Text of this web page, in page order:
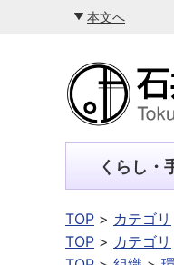
本文へ
くらし・
TOP カテゴリ
TOP
カテゴリ